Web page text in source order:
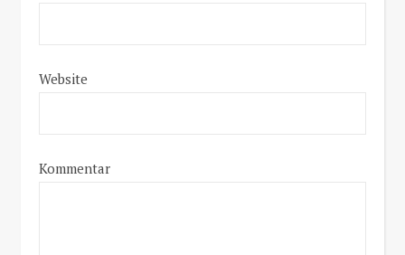
Website
Kommentar